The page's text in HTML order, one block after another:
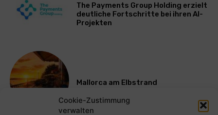
Cookie-Zustimmung
verwalten
The Payments Group Holding erzielt
deutliche Fortschritte bei ihren AI-
Projekten
Mallorca am Elbstrand